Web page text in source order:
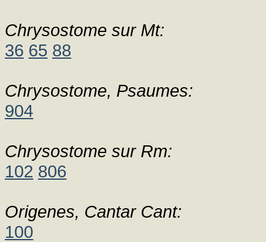
Chrysostome sur Mt:
36 65 88
Chrysostome, Psaumes:
904
Chrysostome sur Rm:
102 806
Origenes, Cantar Cant:
100